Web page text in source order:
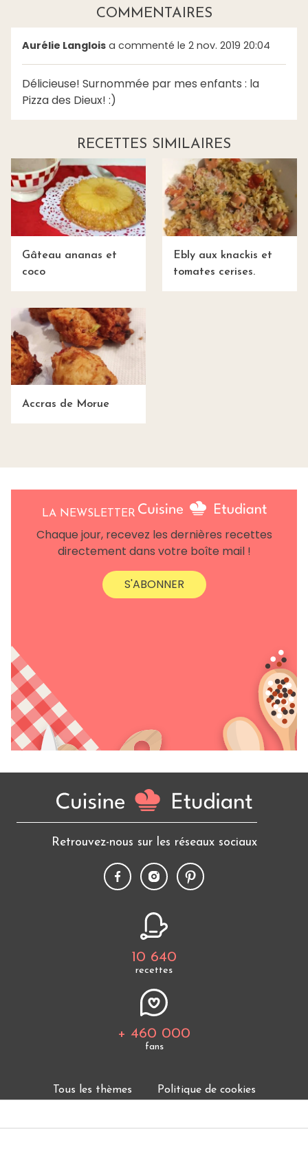
COMMENTAIRES
Aurélie Langlois a commenté le 2 nov. 2019 20:04
Délicieuse! Surnommée par mes enfants : la
Pizza des Dieux! :)
RECETTES SIMILAIRES
Gâteau ananas et
coco
Ebly aux knackis et
tomates cerises.
Accras de Morue
LA NEWSLETTER
Chaque jour, recevez les dernières recettes
directement dans votre boîte mail !
S'ABONNER
Retrouvez-nous sur les réseaux sociaux
10 640
recettes
+ 460 000
fans
Tous les thèmes
Politique de cookies